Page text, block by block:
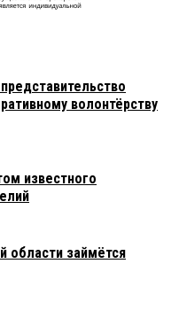
волонтёрству
известного
области займётся